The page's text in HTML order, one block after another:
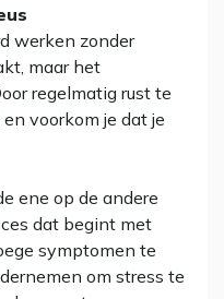
werken zonder
maar het
regelmatig rust te
voorkom je dat je
ene op de andere
dat begint met
symptomen te
om stress te